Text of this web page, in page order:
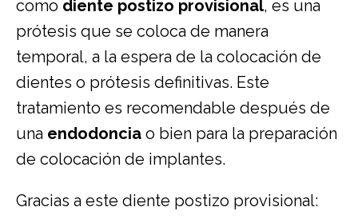
como diente postizo provisional, es una
prótesis que se coloca de manera
temporal, a la espera de la colocación de
dientes o prótesis definitivas. Este
tratamiento es recomendable después de
una endodoncia o bien para la preparación
de colocación de implantes.
Gracias a este diente postizo provisional: